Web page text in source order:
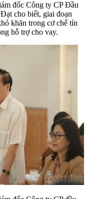
đốc Công ty CP Đầu
cho biết, giai đoạn
khăn trong cơ chế tín
hỗ trợ cho vay.